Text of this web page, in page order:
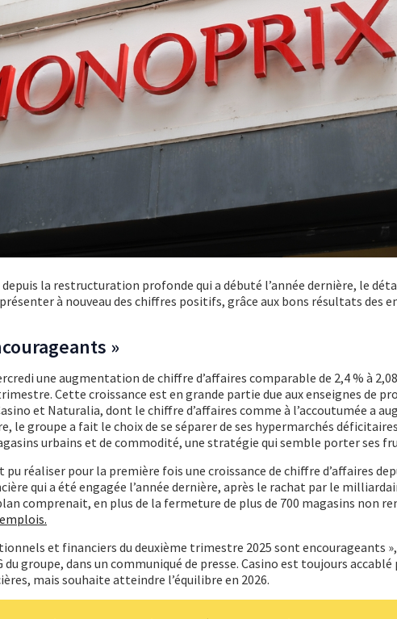
la restructuration profonde qui a débuté l’année dernière, le
à nouveau des chiffres positifs, grâce aux bons résultats des
»
une augmentation de chiffre d’affaires comparable de 2,4 % à
Cette croissance est en grande partie due aux enseignes de
et Naturalia, dont le chiffre d’affaires comme à l’accoutumée a
le groupe a fait le choix de se séparer de ses hypermarchés
urbains et de commodité, une stratégie qui semble porter ses
pu réaliser pour la première fois une croissance de chiffre d’affaires
qui a été engagée l’année dernière, après le rachat par le
comprenait, en plus de la fermeture de plus de 700 magasins non
et financiers du deuxième trimestre 2025 sont encourageants
groupe, dans un communiqué de presse. Casino est toujours accablé
mais souhaite atteindre l’équilibre en 2026.